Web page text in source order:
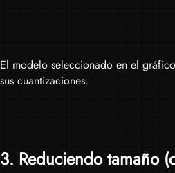
El modelo seleccionado en el
sus cuantizaciones.
3. Reduciendo tamaño